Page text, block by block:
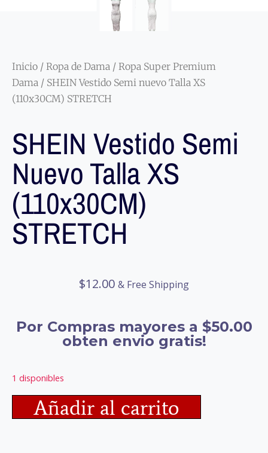
Inicio / Ropa de Dama / Ropa Super Premium
Dama / SHEIN Vestido Semi nuevo Talla XS
(110x30CM) STRETCH
SHEIN Vestido Semi
Nuevo Talla XS
(110x30CM)
STRETCH
$12.00 & Free Shipping
Por Compras mayores a $50.00
obten envio gratis!
1 disponibles
Añadir al carrito